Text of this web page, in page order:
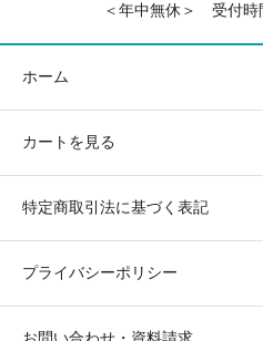
＜年中無休＞ 受付時
ホーム
カートを見る
特定商取引法に基づく表記
プライバシーポリシー